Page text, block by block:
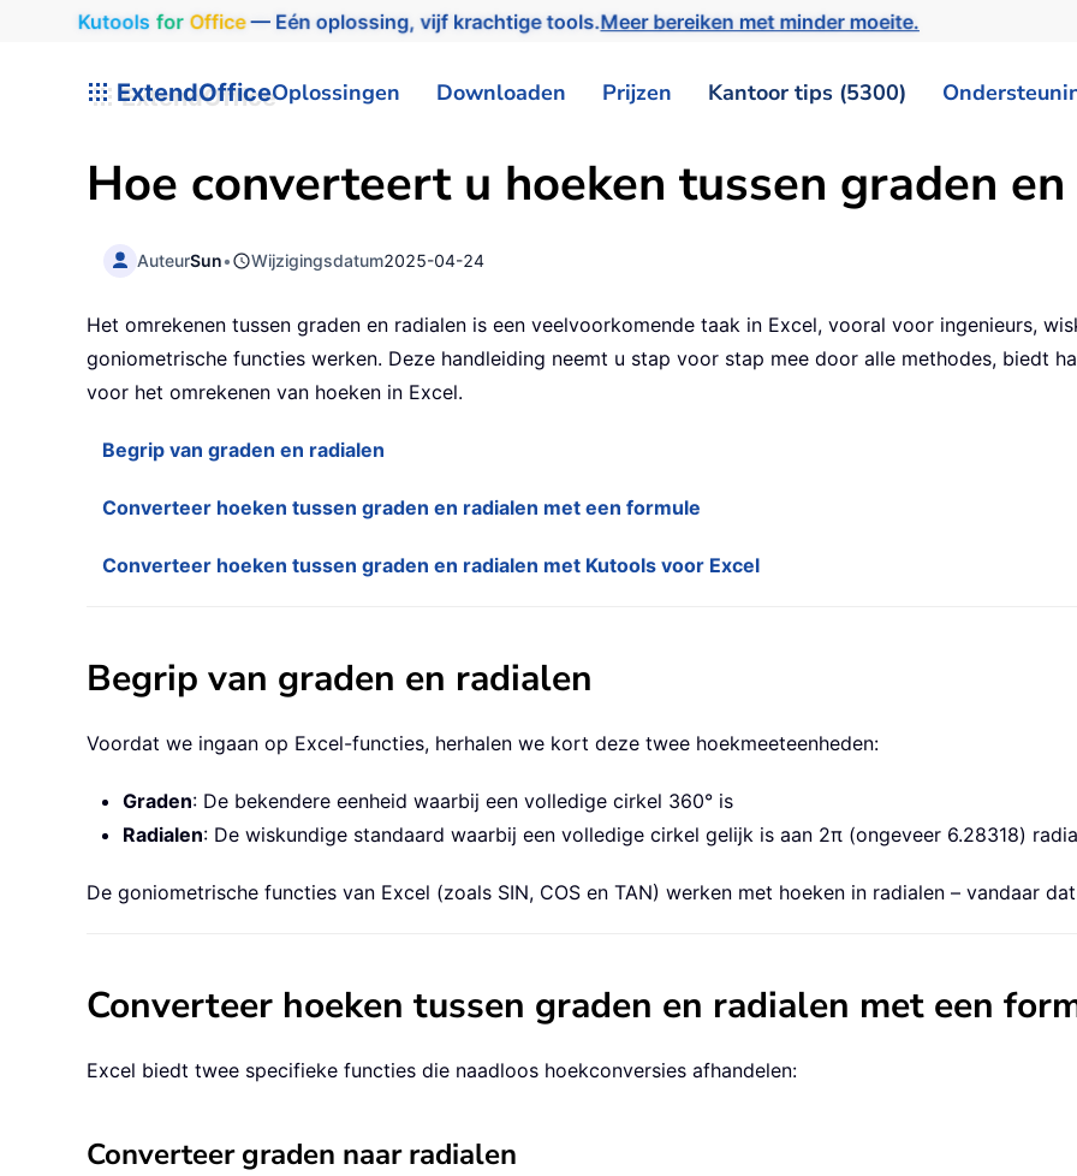
Kutools for Office— Eén oplossing, vijf krachtige tools.Meer bereiken met minder moeite.
ExtendOfficeOplossingen Downloaden Prijzen Kantoor tips (5300)
Hoe converteert u hoeken tussen graden
AuteurSun• Wijzigingsdatum2025-04-24
Het omrekenen tussen graden en radialen is een veelvoorkomende taak in Excel, vooral voor ingenieurs,
goniometrische functies werken. Deze handleiding neemt u stap voor stap mee door alle methodes, biedt
voor het omrekenen van hoeken in Excel.
Begrip van graden en radialen
Converteer hoeken tussen graden en radialen met een formule
Converteer hoeken tussen graden en radialen met Kutools voor Excel
Begrip van graden en radialen
Voordat we ingaan op Excel-functies, herhalen we kort deze twee hoekmeeteenheden:
Graden: De bekendere eenheid waarbij een volledige cirkel 360° is
Radialen: De wiskundige standaard waarbij een volledige cirkel gelijk is aan 2π (ongeveer 6.28318)
De goniometrische functies van Excel (zoals SIN, COS en TAN) werken met hoeken in radialen – vandaar
Converteer hoeken tussen graden en radialen met een
Excel biedt twee specifieke functies die naadloos hoekconversies afhandelen:
Converteer graden naar radialen